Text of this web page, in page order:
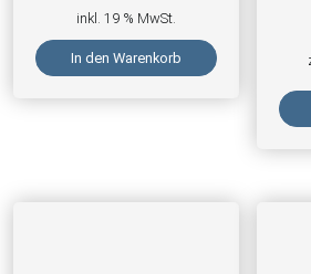
inkl. 19 % MwSt.
In den Warenkorb